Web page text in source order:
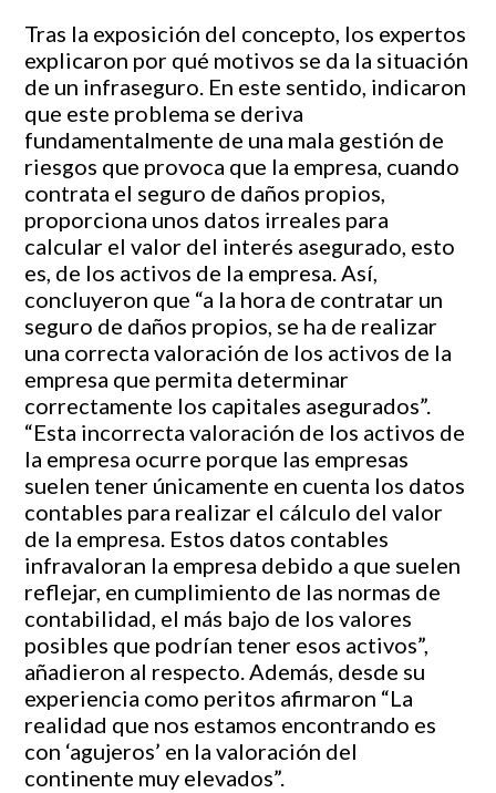
Tras la exposición del concepto, los expertos
explicaron por qué motivos se da la situación
de un infraseguro. En este sentido, indicaron
que este problema se deriva
fundamentalmente de una mala gestión de
riesgos que provoca que la empresa, cuando
contrata el seguro de daños propios,
proporciona unos datos irreales para
calcular el valor del interés asegurado, esto
es, de los activos de la empresa. Así,
concluyeron que “a la hora de contratar un
seguro de daños propios, se ha de realizar
una correcta valoración de los activos de la
empresa que permita determinar
correctamente los capitales asegurados”.
“Esta incorrecta valoración de los activos de
la empresa ocurre porque las empresas
suelen tener únicamente en cuenta los datos
contables para realizar el cálculo del valor
de la empresa. Estos datos contables
infravaloran la empresa debido a que suelen
reflejar, en cumplimiento de las normas de
contabilidad, el más bajo de los valores
posibles que podrían tener esos activos”,
añadieron al respecto. Además, desde su
experiencia como peritos afirmaron “La
realidad que nos estamos encontrando es
con ‘agujeros’ en la valoración del
continente muy elevados”.